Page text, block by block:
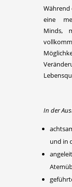
eine
Minds,
In der
und in